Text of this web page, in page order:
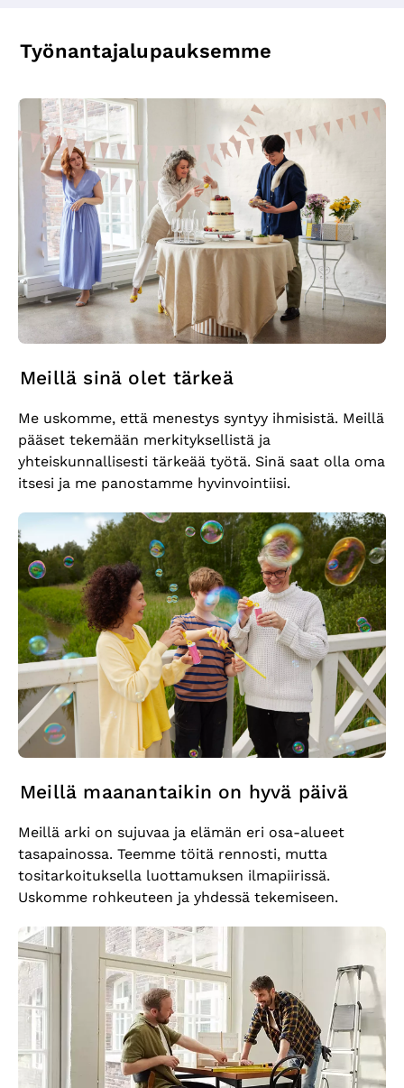
Työnantajalupauksemme
Meillä sinä olet tärkeä
Me uskomme, että menestys syntyy ihmisistä. Meillä
pääset tekemään merkityksellistä ja
yhteiskunnallisesti tärkeää työtä. Sinä saat olla oma
itsesi ja me panostamme hyvinvointiisi.
Meillä maanantaikin on hyvä päivä
Meillä arki on sujuvaa ja elämän eri osa-alueet
tasapainossa. Teemme töitä rennosti, mutta
tositarkoituksella luottamuksen ilmapiirissä.
Uskomme rohkeuteen ja yhdessä tekemiseen.